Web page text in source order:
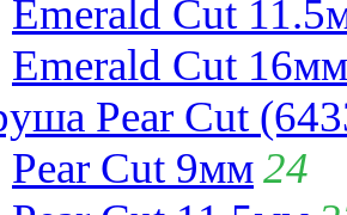
Emerald Cut
Emerald Cut 16мм
Pear Cut
Pear Cut 9мм24